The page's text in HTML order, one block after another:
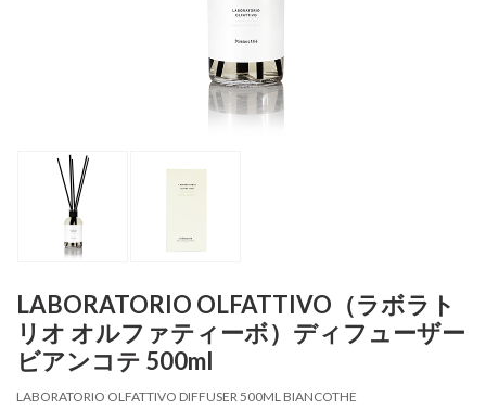
LABORATORIO OLFATTIVO（ラボラト
リオ オルファティーボ）ディフューザー
ビアンコテ 500ml
LABORATORIO OLFATTIVO DIFFUSER 500ML BIANCOTHE